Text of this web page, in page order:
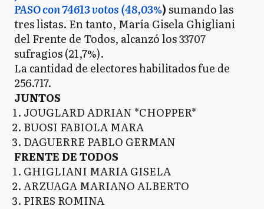
PASO con 74613 votos (48,03%)sumando las
tres listas. En tanto, María Gisela Ghigliani
del Frente de Todos, alcanzó los 33707
sufragios (21,7%).
La cantidad de electores habilitados fue de
256.717.
JUNTOS
JOUGLARD ADRIAN *CHOPPER*
BUOSI FABIOLA MARA
DAGUERRE PABLO GERMAN
FRENTE DE TODOS
GHIGLIANI MARIA GISELA
ARZUAGA MARIANO ALBERTO
PIRES ROMINA